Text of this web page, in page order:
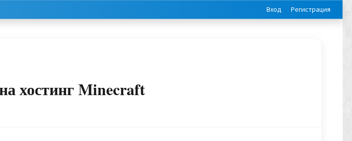
Вход Регистрация
хостинг Minecraft